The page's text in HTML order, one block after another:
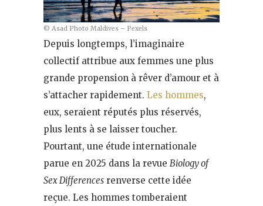
© Asad Photo Maldives – Pexels
Depuis longtemps, l’imaginaire
collectif attribue aux femmes une plus
grande propension à rêver d’amour et à
s’attacher rapidement. Les hommes,
eux, seraient réputés plus réservés,
plus lents à se laisser toucher.
Pourtant, une étude internationale
parue en 2025 dans la revue Biology of
Sex Differences renverse cette idée
reçue. Les hommes tomberaient